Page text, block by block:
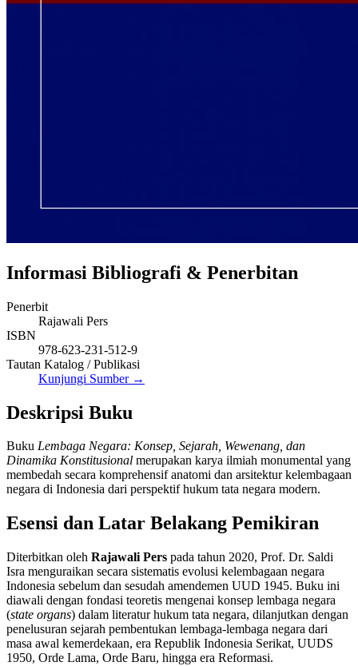
Informasi Bibliografi & Penerbitan
Penerbit
Rajawali Pers
ISBN
978-623-231-512-9
Tautan Katalog / Publikasi
Kunjungi Sumber →
Deskripsi Buku
Buku Lembaga Negara: Konsep, Sejarah, Wewenang, dan
Dinamika Konstitusional merupakan karya ilmiah monumental yang
membedah secara komprehensif anatomi dan arsitektur kelembagaan
negara di Indonesia dari perspektif hukum tata negara modern.
Esensi dan Latar Belakang Pemikiran
Diterbitkan oleh Rajawali Pers pada tahun 2020, Prof. Dr. Saldi
Isra menguraikan secara sistematis evolusi kelembagaan negara
Indonesia sebelum dan sesudah amendemen UUD 1945. Buku ini
diawali dengan fondasi teoretis mengenai konsep lembaga negara
(state organs) dalam literatur hukum tata negara, dilanjutkan dengan
penelusuran sejarah pembentukan lembaga-lembaga negara dari
masa awal kemerdekaan, era Republik Indonesia Serikat, UUDS
1950, Orde Lama, Orde Baru, hingga era Reformasi.